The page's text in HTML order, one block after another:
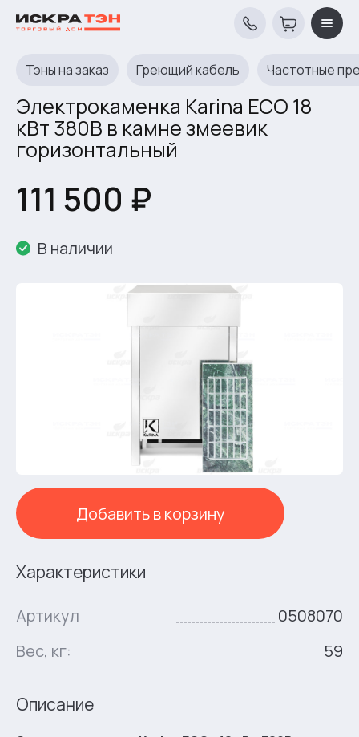
Тэны на заказ Греющий кабель Частотные
Характеристики
Артикул
0508070
Вес, кг:
59
Электрокаменка Karina ECO 18
кВт 380В в камне змеевик
горизонтальный
111 500 ₽
В наличии
Добавить в корзину
Описание